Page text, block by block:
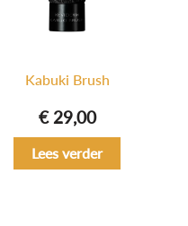
Kabuki Brush
€29,00
Lees verder